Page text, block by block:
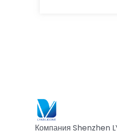
Компания Shenzhen